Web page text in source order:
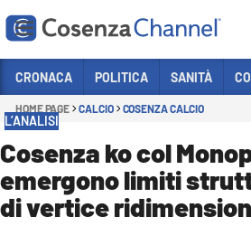
Sezioni
POLITICA
COSENZA CALCIO
CRONACA POLITICA SANITÀ
HOME PAGE CALCIO COSENZA CALCIO
L’ANALISI
Cosenza ko col
emergono limiti
di vertice